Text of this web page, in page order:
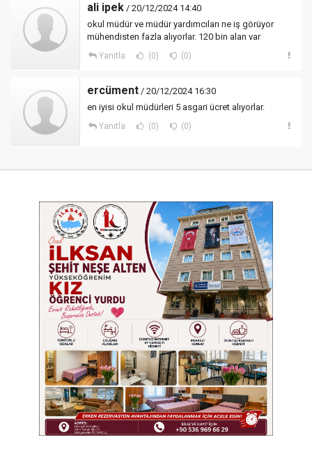
ali ipek / 20/12/2024 14:40
okul müdür ve müdür yardımcıları ne iş görüyor
mühendisten fazla alıyorlar. 120 bin alan var
Yanıtla (0) (0)
ercüment / 20/12/2024 16:30
en iyisi okul müdürleri 5 asgari ücret alıyorlar.
Yanıtla (0) (0)